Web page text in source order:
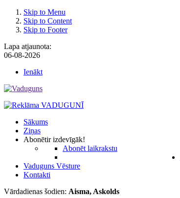
Skip to Menu
Skip to Content
Skip to Footer
Lapa atjaunota:
06-08-2026
Ienākt
Sākums
Ziņas
Abonētir izdevīgāk!
Abonēt laikrakstu
Vaduguns Vēsture
Kontakti
Vārdadienas šodien: Aisma, Askolds